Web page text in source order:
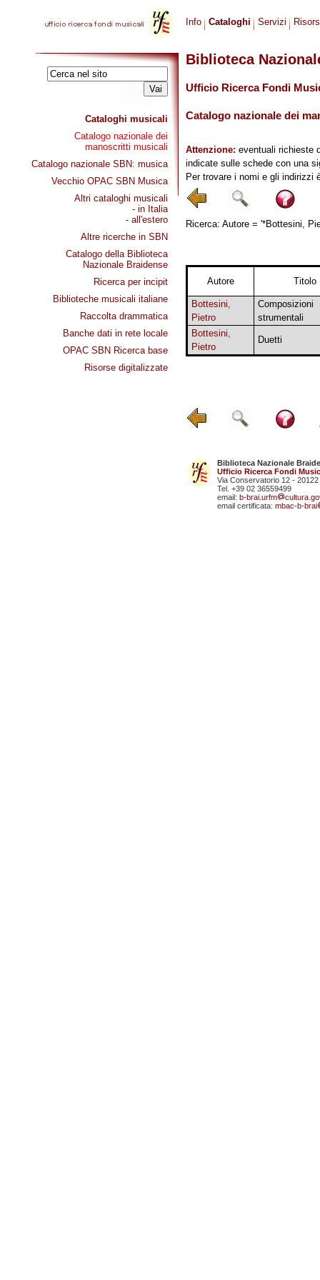
Cataloghi musicali
Catalogo nazionale dei
manoscritti musicali
Catalogo nazionale SBN: musica
Vecchio OPAC SBN Musica
Altri cataloghi musicali
- in Italia
- all'estero
Altre ricerche in SBN
Catalogo della Biblioteca
Nazionale Braidense
Ricerca per incipit
Biblioteche musicali italiane
Raccolta drammatica
Banche dati in rete locale
OPAC SBN Ricerca base
Risorse digitalizzate
Info Cataloghi Servizi
Biblioteca
Ufficio Ricerca Fondi
Catalogo nazionale dei
Attenzione: eventuali richieste
indicate sulle schede con una
Per trovare i nomi e gli indirizzi
Ricerca: Autore = '*Bottesini,
Autore Titolo
Bottesini,
Pietro
Composizioni
strumentali
Bottesini,
Pietro
Duetti
Biblioteca Nazionale
Ufficio Ricerca Fondi
Via Conservatorio 12 - 20122
Tel. +39 02 36559499
email: b-brai.urfm
email certificata: mbac-b-brai